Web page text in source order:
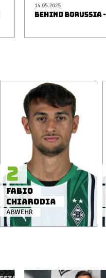
14.05.2025
BEHIND BORUSSIA
ABWEHR
Fabio
Chiarodia
2